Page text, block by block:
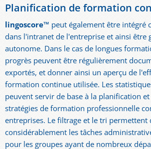
Planification de formation
lingoscore™ peut également être intégré
dans l'intranet de l'entreprise et ainsi être
autonome. Dans le cas de longues
progrès peuvent être régulièrement
exportés, et donner ainsi un aperçu de
formation continue utilisée. Les
peuvent servir de base à la planification
stratégies de formation professionnelle
entreprises. Le filtrage et le tri permettent
considérablement les tâches
pour les groupes ayant de nombreux